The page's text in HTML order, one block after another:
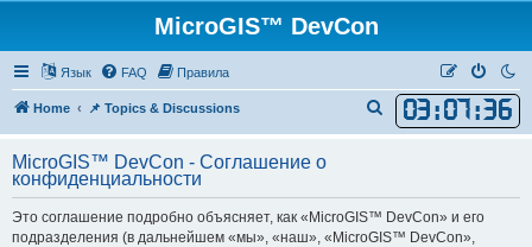
MicroGIS™ DevCon
Язык FAQ Правила
Home 📌 Topics & Discussions 03:07:36
о
к
MicroGIS™ DevCon - Соглашение о
конфиденциальности
Это соглашение подробно объясняет, как «MicroGIS™ DevCon» и его
подразделения (в дальнейшем «мы», «наш», «MicroGIS™ DevCon»,